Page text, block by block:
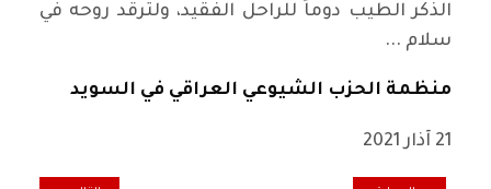
الذكر الطيب دوماً للراحل الفقيد، ولترقد روحه في
سلام ...
منظمة الحزب الشيوعي العراقي في السويد
21 آذار 2021